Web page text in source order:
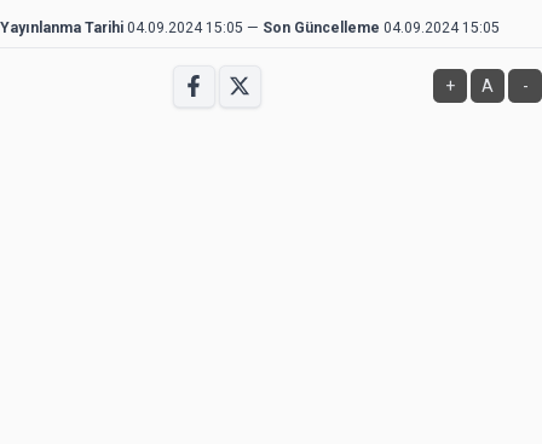
Yayınlanma Tarihi 04.09.2024 15:05 — Son Güncelleme 04.09.2024 15:05
+ A -